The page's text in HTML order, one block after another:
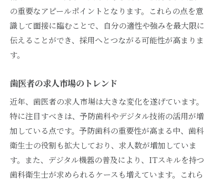
の重要なアピールポイントとなります。これらの点を意
識して面接に臨むことで、自分の適性や強みを最大限に
伝えることができ、採用へとつながる可能性が高まりま
す。
歯医者の求人市場のトレンド
近年、歯医者の求人市場は大きな変化を遂げています。
特に注目すべきは、予防歯科やデジタル技術の活用が増
加している点です。予防歯科の重要性が高まる中、歯科
衛生士の役割も拡大しており、求人数が増加していま
す。また、デジタル機器の普及により、ITスキルを持つ
歯科衛生士が求められるケースも増えています。これら